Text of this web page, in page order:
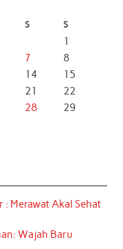
S S
1
7
8
14
15
21
22
28
29
Merawat Akal Sehat
Wajah Baru